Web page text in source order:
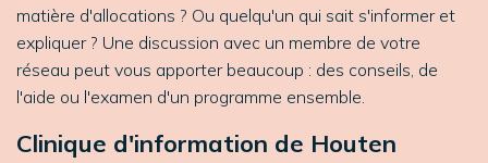
matière d'allocations ? Ou quelqu'un qui sait s'informer et
expliquer ? Une discussion avec un membre de votre
réseau peut vous apporter beaucoup : des conseils, de
l'aide ou l'examen d'un programme ensemble.
Clinique d'information de Houten